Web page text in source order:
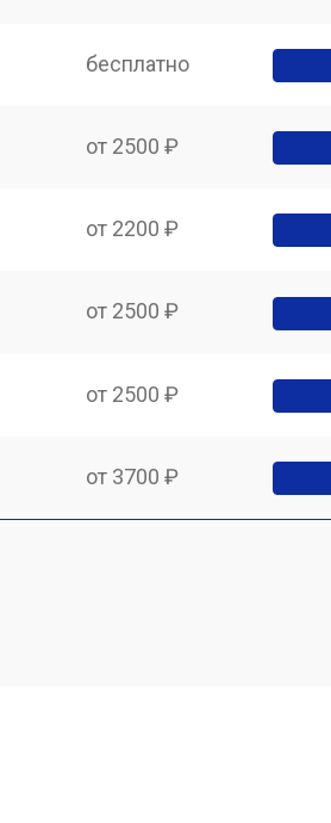
бесплатно
от 2500 ₽
от 2200 ₽
от 2500 ₽
от 2500 ₽
от 3700 ₽